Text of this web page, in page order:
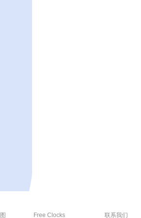
Free Clocks 联系我们